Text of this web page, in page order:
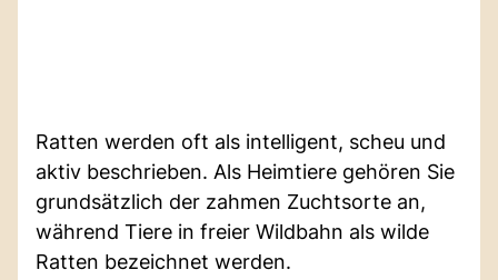
Ratten werden oft als intelligent, scheu und
aktiv beschrieben. Als Heimtiere gehören Sie
grundsätzlich der zahmen Zuchtsorte an,
während Tiere in freier Wildbahn als wilde
Ratten bezeichnet werden.